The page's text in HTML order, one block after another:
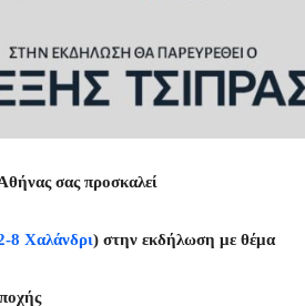
σας προσκαλεί
8 Χαλάνδρι) στην εκδήλωση με θέμα